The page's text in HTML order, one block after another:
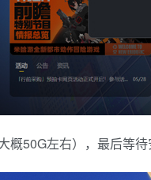
概50G左右），最后等